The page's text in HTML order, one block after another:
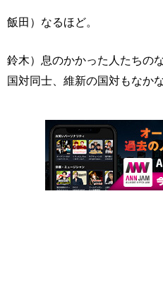
飯田）なるほど。
鈴木）息のかかった人たちの
国対同士、維新の国対もなか